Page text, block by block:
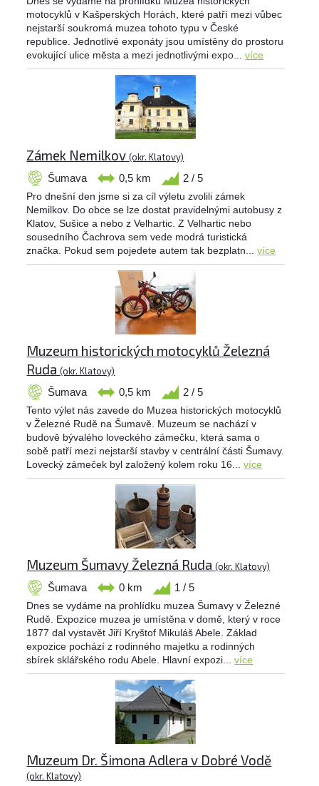
motocyklů v Kašperských Horách, které patří mezi vůbec
nejstarší soukromá muzea tohoto typu v České
republice. Jednotlivé exponáty jsou umístěny do prostoru
evokující ulice města a mezi jednotlivými expo...více
Zámek Nemilkov(okr. Klatovy)
Šumava 0,5 km 2 / 5
Pro dnešní den jsme si za cíl výletu zvolili zámek
Nemilkov. Do obce se lze dostat pravidelnými autobusy z
Klatov, Sušice a nebo z Velhartic. Z Velhartic nebo
sousedního Čachrova sem vede modrá turistická
značka. Pokud sem pojedete autem tak bezplatn...více
Muzeum historických motocyklů Železná
Ruda(okr. Klatovy)
Šumava 0,5 km 2 / 5
Tento výlet nás zavede do Muzea historických motocyklů
v Železné Rudě na Šumavě. Muzeum se nachází v
budově bývalého loveckého zámečku, která sama o
sobě patří mezi nejstarší stavby v centrální části Šumavy.
Lovecký zámeček byl založený kolem roku 16...více
Muzeum Šumavy Železná Ruda(okr. Klatovy)
Šumava 0 km 1 / 5
Dnes se vydáme na prohlídku muzea Šumavy v Železné
Rudě. Expozice muzea je umístěna v domě, který v roce
1877 dal vystavět Jiří Kryštof Mikuláš Abele. Základ
expozice pochází z rodinného majetku a rodinných
sbírek sklářského rodu Abele. Hlavní expozi...více
Muzeum Dr. Šimona Adlera v Dobré Vodě
(okr. Klatovy)